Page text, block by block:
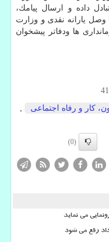
داده و ارسال پیامك،
وصل یارانه نقدی و وزارت
ها ودفاتر پیشخوان
كار و رفاه اجتماعی
(0)
می نماید